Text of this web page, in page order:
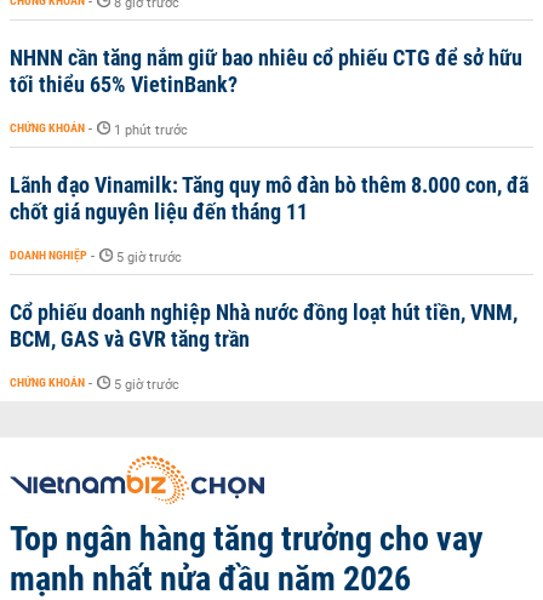
NHNN cần tăng nắm giữ bao nhiêu cổ phiếu CTG để sở hữu
tối thiểu 65% VietinBank?
CHỨNG KHOÁN - 1 phút trước
Lãnh đạo Vinamilk: Tăng quy mô đàn bò thêm 8.000 con, đã
chốt giá nguyên liệu đến tháng 11
DOANH NGHIỆP - 5 giờ trước
Cổ phiếu doanh nghiệp Nhà nước đồng loạt hút tiền, VNM,
BCM, GAS và GVR tăng trần
CHỨNG KHOÁN - 5 giờ trước
Top ngân hàng tăng trưởng cho vay
mạnh nhất nửa đầu năm 2026